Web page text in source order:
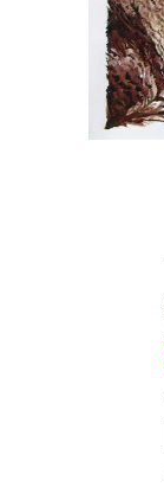
BECASSE
COMMANDE
L'ARTISTE.